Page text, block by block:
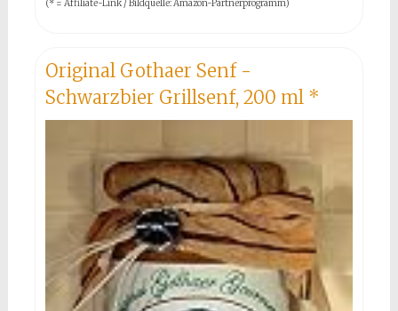
(* = Affiliate-Link / Bildquelle: Amazon-Partnerprogramm)
Original Gothaer Senf -
Schwarzbier Grillsenf, 200 ml *